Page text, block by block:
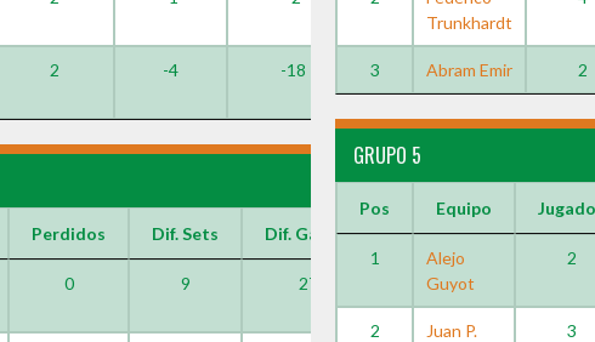
2 -4 -18
Perdidos Dif. Sets Dif. Games
0 9 27
Trunkhardt
3 Abram Emir 2
GRUPO 5
Pos Equipo
1
Alejo
Guyot
2
2
Juan P.
3